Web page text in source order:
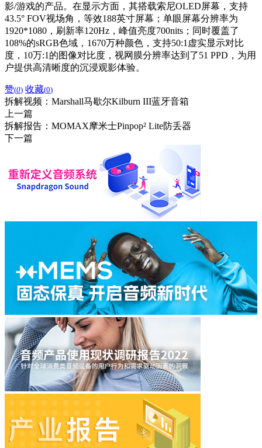
影/游戏的产品。在显示方面，其搭载索尼OLED屏幕，支持
43.5° FOV视场角，等效188英寸屏幕；单眼屏幕分辨率为
1920*1080，刷新率120Hz，峰值亮度700nits；同时覆盖了
108%的sRGB色域，1670万种颜色，支持50:1虚实显示对比
度，10万:1的图像对比度，视网膜分辨率达到了51 PPD，为用
户提供高清晰度的沉浸观影体验。
赞(0) 收藏(0)
拆解视频：Marshall马歇尔Kilburn III蓝牙音箱
上一篇
拆解报告：MOMAX摩米士Pinpop² Lite防丢器
下一篇